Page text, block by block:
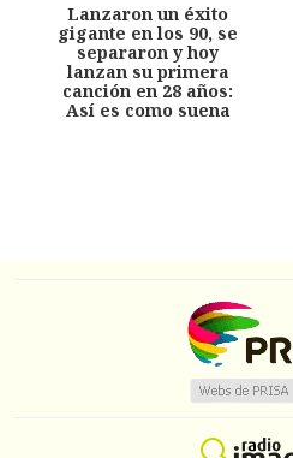
Lanzaron un éxito
gigante en los 90, se
separaron y hoy
lanzan su primera
canción en 28 años:
Así es como suena